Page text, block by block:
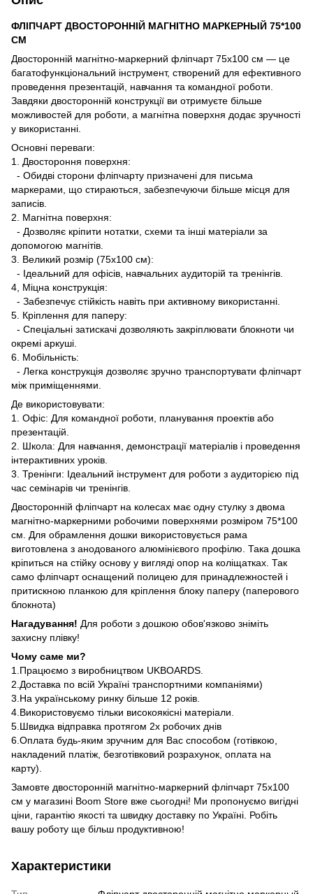
ФЛІПЧАРТ ДВОСТОРОННІЙ МАГНІТНО МАРКЕРНЫЙ 75*100
СМ
Двосторонній магнітно-маркерний фліпчарт 75х100 см — це
багатофункціональний інструмент, створений для ефективного
проведення презентацій, навчання та командної роботи.
Завдяки двосторонній конструкції ви отримуєте більше
можливостей для роботи, а магнітна поверхня додає зручності
у використанні.
Основні переваги:
1. Двостороння поверхня:
- Обидві сторони фліпчарту призначені для письма
маркерами, що стираються, забезпечуючи більше місця для
записів.
2. Магнітна поверхня:
- Дозволяє кріпити нотатки, схеми та інші матеріали за
допомогою магнітів.
3. Великий розмір (75х100 см):
- Ідеальний для офісів, навчальних аудиторій та тренінгів.
4, Міцна конструкція:
- Забезпечує стійкість навіть при активному використанні.
5. Кріплення для паперу:
- Спеціальні затискачі дозволяють закріплювати блокноти чи
окремі аркуші.
6. Мобільність:
- Легка конструкція дозволяє зручно транспортувати фліпчарт
між приміщеннями.
Де використовувати:
1. Офіс: Для командної роботи, планування проектів або
презентацій.
2. Школа: Для навчання, демонстрації матеріалів і проведення
інтерактивних уроків.
3. Тренінги: Ідеальний інструмент для роботи з аудиторією під
час семінарів чи тренінгів.
Двосторонній фліпчарт на колесах має одну стулку з двома
магнітно-маркерними робочими поверхнями розміром 75*100
см. Для обрамлення дошки використовується рама
виготовлена з анодованого алюмінієвого профілю. Така дошка
кріпиться на стійку основу у вигляді опор на коліщатках. Так
само фліпчарт оснащений полицею для принадлежностей і
притискною планкою для кріплення блоку паперу (паперового
блокнота)
Нагадування! Для роботи з дошкою обов'язково зніміть
захисну плівку!
Чому саме ми?
1.Працюємо з виробництвом UKBOARDS.
2.Доставка по всій Україні транспортними компаніями)
3.На українському ринку більше 12 років.
4.Використовуємо тільки високоякісні матеріали.
5.Швидка відправка протягом 2х робочих днів
6.Оплата будь-яким зручним для Вас способом (готівкою,
накладений платіж, безготівковий розрахунок, оплата на
карту).
Замовте двосторонній магнітно-маркерний фліпчарт 75х100
см у магазині Boom Store вже сьогодні! Ми пропонуємо вигідні
ціни, гарантію якості та швидку доставку по Україні. Робіть
вашу роботу ще більш продуктивною!
Характеристики